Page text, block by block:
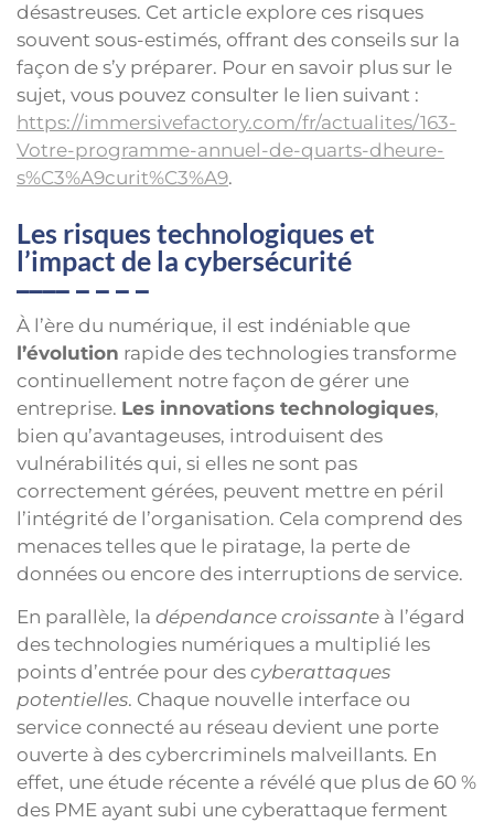
désastreuses. Cet article explore ces risques
souvent sous-estimés, offrant des conseils sur la
façon de s’y préparer. Pour en savoir plus sur le
sujet, vous pouvez consulter le lien suivant :
https://immersivefactory.com/fr/actualites/163-
Votre-programme-annuel-de-quarts-dheure-
s%C3%A9curit%C3%A9.
Les risques technologiques et
l’impact de la cybersécurité
À l’ère du numérique, il est indéniable que
l’évolution rapide des technologies transforme
continuellement notre façon de gérer une
entreprise. Les innovations technologiques,
bien qu’avantageuses, introduisent des
vulnérabilités qui, si elles ne sont pas
correctement gérées, peuvent mettre en péril
l’intégrité de l’organisation. Cela comprend des
menaces telles que le piratage, la perte de
données ou encore des interruptions de service.
En parallèle, la dépendance croissante à l’égard
des technologies numériques a multiplié les
points d’entrée pour des cyberattaques
potentielles. Chaque nouvelle interface ou
service connecté au réseau devient une porte
ouverte à des cybercriminels malveillants. En
effet, une étude récente a révélé que plus de 60 %
des PME ayant subi une cyberattaque ferment